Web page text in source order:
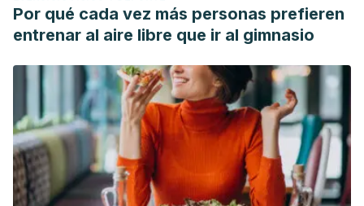
Por qué cada vez más personas prefieren
entrenar al aire libre que ir al gimnasio